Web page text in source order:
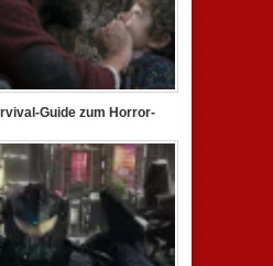
Guide zum Horror-